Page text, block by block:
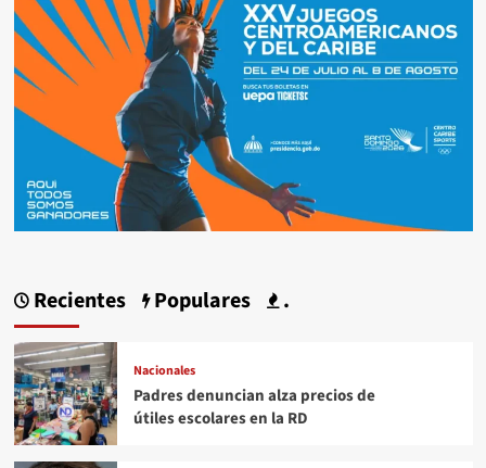
Recientes Populares .
Nacionales
Padres denuncian alza precios de
útiles escolares en la RD